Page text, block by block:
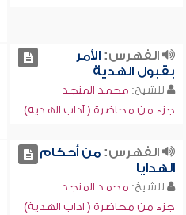
الفهرس:الأمر
بقبول الهدية
للشيخ: محمد المنجد
جزء من محاضرة ( آداب الهدية)
الفهرس:من أحكام
الهدايا
للشيخ: محمد المنجد
جزء من محاضرة ( آداب الهدية)